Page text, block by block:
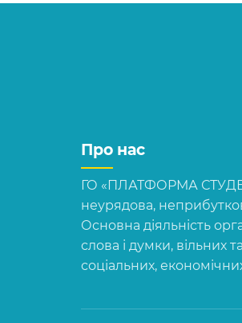
Про нас
ГО «ПЛАТФОРМА
неурядова,
Основна діяльність
слова і думки, вільних
соціальних,